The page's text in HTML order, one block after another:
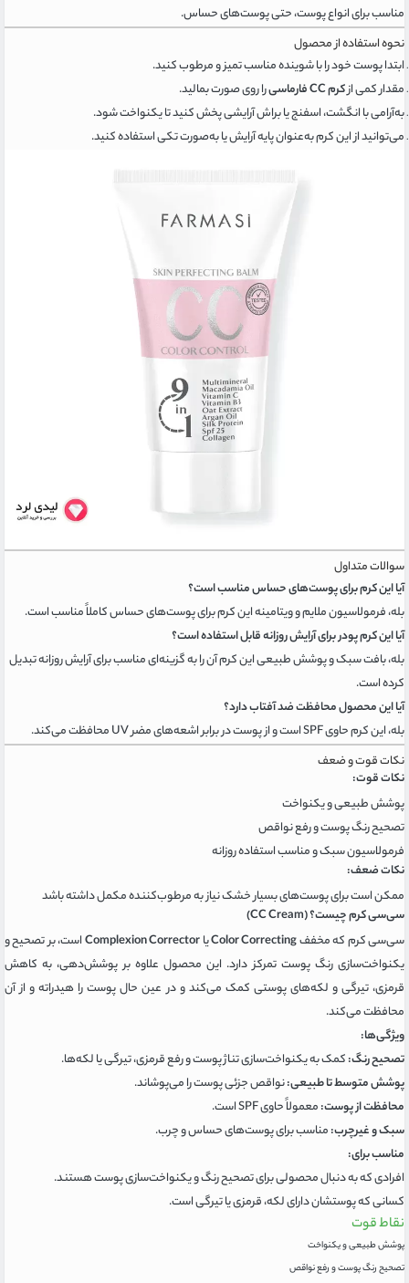
مناسب برای انواع پوست، حتی پوست‌های حساس.
نحوه استفاده از محصول
ابتدا پوست خود را با شوینده مناسب تمیز و مرطوب کنید.
مقدار کمی ازکرم CC فارماسی
را روی صورت بمالید.
به‌آرامی با انگشت، اسفنج یا براش آرایشی پخش کنید تا یکنواخت شود.
می‌توانید از این کرم به‌عنوان پایه آرایش یا به‌صورت تکی استفاده کنید.
سوالات متداول
آیا این کرم برای پوست‌های حساس مناسب است؟
بله، فرمولاسیون ملایم و ویتامینه این کرم برای پوست‌های حساس کاملاً مناسب است.
آیا این کرم پودر برای آرایش روزانه قابل استفاده است؟
بله، بافت سبک و پوشش طبیعی این کرم آن را به گزینه‌ای مناسب برای آرایش روزانه تبدیل
کرده است.
آیا این محصول محافظت ضد آفتاب دارد؟
بله، این کرم حاوی SPF است و از پوست در برابر اشعه‌های مضر UV محافظت می‌کند.
نکات قوت و ضعف
نکات قوت:
پوشش طبیعی و یکنواخت
تصحیح رنگ پوست و رفع نواقص
فرمولاسیون سبک و مناسب استفاده روزانه
نکات ضعف:
ممکن است برای پوست‌های بسیار خشک نیاز به مرطوب‌کننده مکمل داشته باشد
سی‌سی کرم چیست؟ (CC Cream)
سی‌سی کرم که مخففColor CorrectingیاComplexion Correctorاست، بر تصحیح و
یکنواخت‌سازی رنگ پوست تمرکز دارد. این محصول علاوه بر پوشش‌دهی، به کاهش
قرمزی، تیرگی و لکه‌های پوستی کمک می‌کند و در عین حال پوست را هیدراته و از آن
محافظت می‌کند.
ویژگی‌ها:
تصحیح رنگ:کمک به یکنواخت‌سازی تناژ پوست و رفع قرمزی، تیرگی یا لکه‌ها.
پوشش متوسط تا طبیعی:نواقص جزئی پوست را می‌پوشاند.
محافظت از پوست:معمولاً حاوی SPF است.
سبک و غیرچرب:مناسب برای پوست‌های حساس و چرب.
مناسب برای:
افرادی که به دنبال محصولی برای تصحیح رنگ و یکنواخت‌سازی پوست هستند.
کسانی که پوستشان دارای لکه، قرمزی یا تیرگی است.
نقاط قوت
پوشش طبیعی و یکنواخت
تصحیح رنگ پوست و رفع نواقص